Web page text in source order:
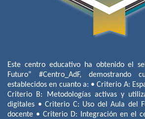
Este centro educativo ha obtenido el
Futuro” #Centro_AdF, demostrando
establecidos en cuanto a: • Criterio A:
Criterio B: Metodologías activas y
digitales • Criterio C: Uso del Aula del
docente • Criterio D: Integración en el